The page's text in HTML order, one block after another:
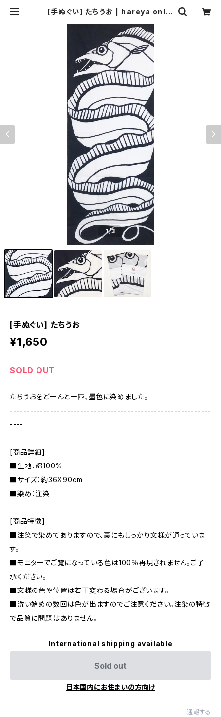
[手ぬぐい] たちうお | hareya onlin
1/3
[手ぬぐい] たちうお
¥1,650
SOLD OUT
たちうおをどーんと一匹、墨色に染めました。
------------------------------------------------------------
----
[商品詳細]
■生地：綿100%
■サイズ：約36X90cm
■染め：注染
[商品特徴]
■注染で染めてありますので、裏にもしっかり文様が通っていま
す。
■モニターでご覧になっている色は100％再現されません。ご了
承ください。
■文様の色や位置は若干変わる場合がございます。
■洗い始めの数回は色が出ますのでご注意ください。注染の特徴
で品質に問題はありません。
International shipping available
Sold out
日本国内にお住まいの方向け
通報する